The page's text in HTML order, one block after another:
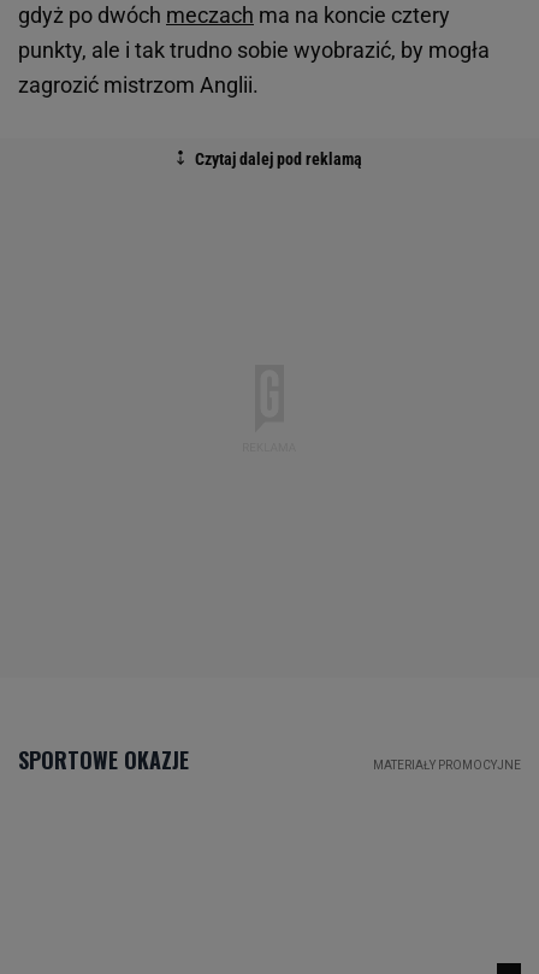
gdyż po dwóch meczach ma na koncie cztery
punkty, ale i tak trudno sobie wyobrazić, by mogła
zagrozić mistrzom Anglii.